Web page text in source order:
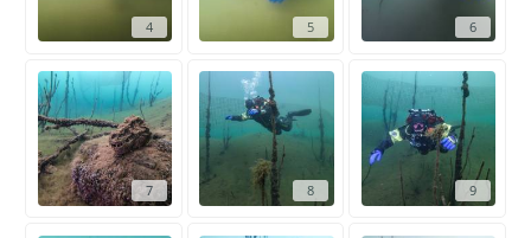
4 5 6
7 8 9